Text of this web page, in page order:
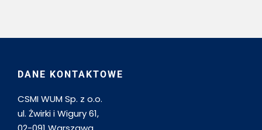
DANE KONTAKTOWE
CSMI WUM Sp. z o.o.
ul. Żwirki i Wigury 61,